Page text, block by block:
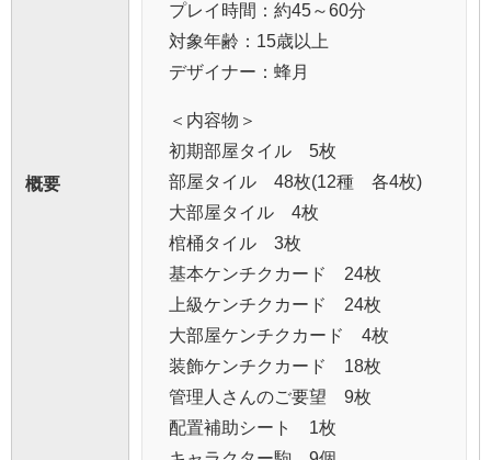
概要
プレイ時間：約45～60分
対象年齢：15歳以上
デザイナー：蜂月
＜内容物＞
初期部屋タイル 5枚
部屋タイル 48枚(12種 各4枚)
大部屋タイル 4枚
棺桶タイル 3枚
基本ケンチクカード 24枚
上級ケンチクカード 24枚
大部屋ケンチクカード 4枚
装飾ケンチクカード 18枚
管理人さんのご要望 9枚
配置補助シート 1枚